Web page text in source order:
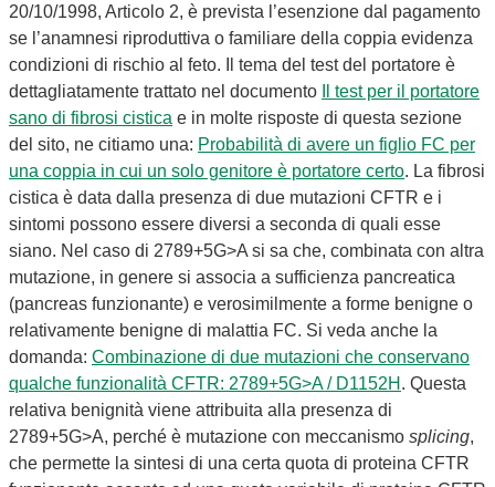
20/10/1998, Articolo 2, è prevista l’esenzione dal pagamento
se l’anamnesi riproduttiva o familiare della coppia evidenza
condizioni di rischio al feto. Il tema del test del portatore è
dettagliatamente trattato nel documento
Il test per il portatore
sano di fibrosi cistica e in molte risposte di questa sezione
del sito, ne citiamo una: Probabilità di avere un figlio FC per
una coppia in cui un solo genitore è portatore certo. La fibrosi
cistica è data dalla presenza di due mutazioni CFTR e i
sintomi possono essere diversi a seconda di quali esse
siano. Nel caso di 2789+5G>A si sa che, combinata con altra
mutazione, in genere si associa a sufficienza pancreatica
(pancreas funzionante) e verosimilmente a forme benigne o
relativamente benigne di malattia FC. Si veda anche la
domanda: Combinazione di due mutazioni che conservano
qualche funzionalità CFTR: 2789+5G>A / D1152H . Questa
relativa benignità viene attribuita alla presenza di
2789+5G>A, perché è mutazione con meccanismo splicing,
che permette la sintesi di una certa quota di proteina CFTR